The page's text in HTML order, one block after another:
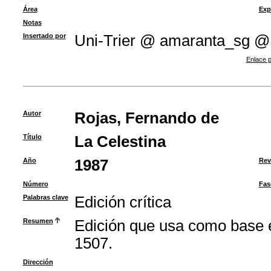
Área
Notas
Insertado por
Uni-Trier @ amaranta_sg
Enlace
Autor Rojas, Fernando de
Título La Celestina
Año 1987
Número
Palabras clave
Edición crítica
Resumen
Edición que usa como base
1507.
Dirección